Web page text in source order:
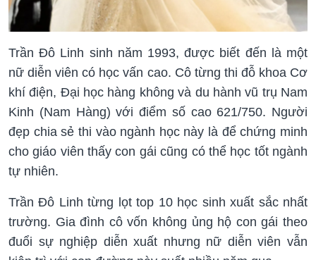
Trần Đô Linh sinh năm 1993, được biết đến là một
nữ diễn viên có học vấn cao. Cô từng thi đỗ khoa Cơ
khí điện, Đại học hàng không và du hành vũ trụ Nam
Kinh (Nam Hàng) với điểm số cao 621/750. Người
đẹp chia sẻ thi vào ngành học này là để chứng minh
cho giáo viên thấy con gái cũng có thể học tốt ngành
tự nhiên.
Trần Đô Linh từng lọt top 10 học sinh xuất sắc nhất
trường. Gia đình cô vốn không ủng hộ con gái theo
đuổi sự nghiệp diễn xuất nhưng nữ diễn viên vẫn